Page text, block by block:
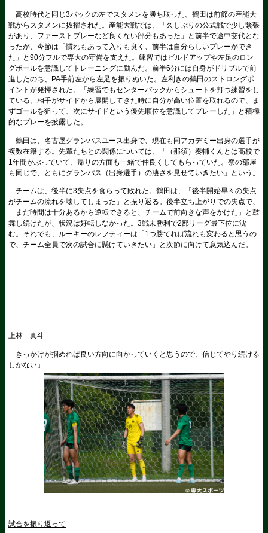
高校時代と同じ3バックの左でスタメンを勝ち取った。鶴田は前節の産能大
戦からスタメンに抜擢された。産能大戦では、「久しぶりの公式戦で少し緊張
があり、ファーストプレーなど良くない部分もあった」と前半で途中交代とな
ったが、今節は「慣れもあって入りも良く、前半は自分らしいプレーができ
た」と90分フルで専大の守備を支えた。練習ではビルドアップや左足のロン
グボールを意識してトレーニングに励んだ。前半6分には自身がドリブルで前
進したのち、PA手前左から左足を振りぬいた。左利きの鶴田のストロングポ
イントが発揮された。「練習でもセンターバックからシュートを打つ練習をし
ている。相手がサイドから展開してきた時に自分が高い位置を取れるので、ま
ずゴールを狙って、次にサイドという優先順位を意識してプレーした」と積極
的なプレーを披露した。
鶴田は、名古屋グランパスユース出身で、現在も同アカデミー出身の選手が
複数在籍する。先輩たちとの関係については、「（那須）奏輔くんとは高校で
1年間かぶっていて、帰りの方面も一緒で仲良くしてもらっていた。寮の部屋
も同じで、ともにグランパス（出身選手）の凄さを見せていきたい」という。
チームは、後半に3失点を食らって敗れた。鶴田は、「後半開始早々の失点
がチームの流れを壊してしまった」と振り返る。後半立ち上がりでの失点で、
「まだ時間は十分あるから逆転できると、チームで前向きな声をかけた」と鼓
舞し続けたが、状況は好転しなかった。3戦未勝利で2部リーグ最下位に沈
む。それでも、ルーキーのレフティーは「1つ勝てれば流れも変わると思うの
で、チーム全員で次の試合に懸けていきたい」と次節に向けて意気込んだ。
上林 真斗
「きっかけが掴めれば良い方向に向かっていくと思うので、信じてやり続ける
しかない」
試合を振り返って